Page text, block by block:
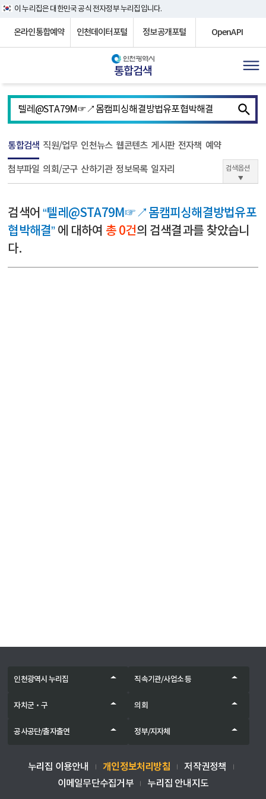
이 누리집은 대한민국 공식 전자정부 누리집입니다.
온라인통합예약 인천데이터포털 정보공개포털 OpenAPI
통합검색
통합검색 직원/업무 인천뉴스 웹콘텐츠 게시판 전자책 예약
첨부파일 의회/군구 산하기관 정보목록 일자리 검색옵션
검색어“텔레@STA79M☞↗몸캠피싱해결방법유포
협박해결”에 대하여 총 0건의 검색결과를 찾았습니
다.
인천광역시 누리집 직속기관/사업소 등
자치군‧구 의회
공사공단/출자출연 정부/지자체
누리집 이용안내 개인정보처리방침
저작권정책
이메일무단수집거부
누리집 안내지도